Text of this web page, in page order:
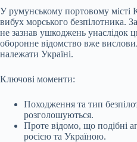
У румунському портовому місті
вибух морського безпілотника.
не зазнав ушкоджень унаслідок
оборонне відомство вже
належати Україні.
Ключові моменти:
Походження та тип
розголошуються.
Проте відомо, що подібні
росією та Україною.